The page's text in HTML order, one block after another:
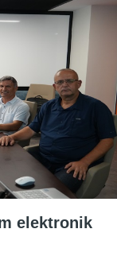
elektronik